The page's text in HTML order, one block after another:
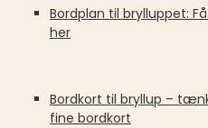
Bordplan til brylluppet:
her
Bordkort til bryllup –
fine bordkort